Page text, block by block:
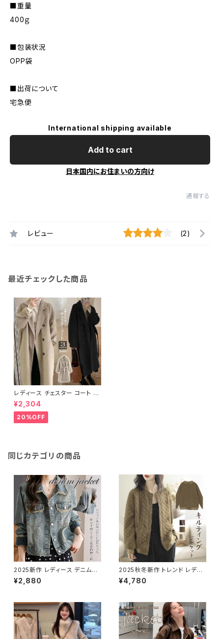
■重量
400ｇ
■包装状況
OPP袋
■出荷について
宅急便
International shipping available
Add to cart
日本国内にお住まいの方向け
通報する
レビュー (2)
最近チェックした商品
レディース チェスター コート ロ
ング アウター ゆったり 羽織り
ウエストリボン
¥2,304
20%OFF
同じカテゴリの商品
2025新作 レディース デニムジ
ャケット ブルゾン アウターデニ
ム ジージャン カジュアル ポケッ
¥2,880
2025秋冬新作 トレンド レディ
ース ジャケット ノーカラー キル
ティング 中綿保温 アウター 軽
¥4,780